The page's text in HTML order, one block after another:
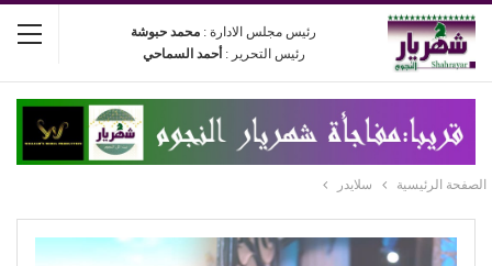
رئيس مجلس الادارة : محمد حبوشة
رئيس التحرير : أحمد السماحي
الصفحة الرئيسية سلايدر